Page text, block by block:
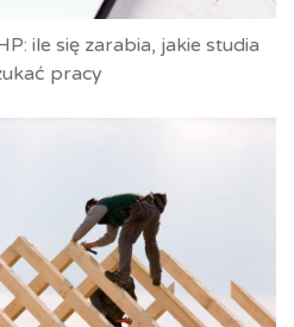
ile się zarabia, jakie studia
pracy